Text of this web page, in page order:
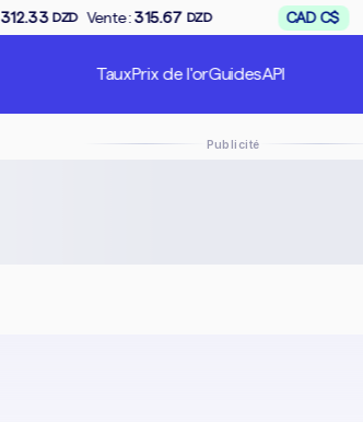
315.67 DZD CAD C$ → Achat :
TauxPrix de l'orGuidesAPI
Publicité